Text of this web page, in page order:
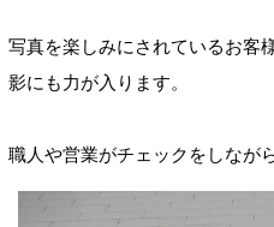
写真を楽しみにされているお客
影にも力が入ります。
職人や営業がチェックをしなが